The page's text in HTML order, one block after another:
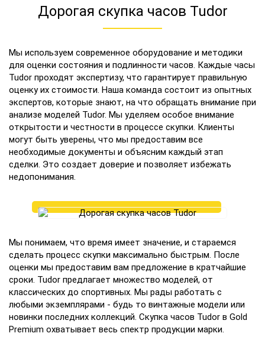
Дорогая скупка часов Tudor
Мы используем современное оборудование и методики
для оценки состояния и подлинности часов. Каждые часы
Tudor проходят экспертизу, что гарантирует правильную
оценку их стоимости. Наша команда состоит из опытных
экспертов, которые знают, на что обращать внимание при
анализе моделей Tudor. Мы уделяем особое внимание
открытости и честности в процессе скупки. Клиенты
могут быть уверены, что мы предоставим все
необходимые документы и объясним каждый этап
сделки. Это создает доверие и позволяет избежать
недопонимания.
Мы понимаем, что время имеет значение, и стараемся
сделать процесс скупки максимально быстрым. После
оценки мы предоставим вам предложение в кратчайшие
сроки. Tudor предлагает множество моделей, от
классических до спортивных. Мы рады работать с
любыми экземплярами - будь то винтажные модели или
новинки последних коллекций. Скупка часов Tudor в Gold
Premium охватывает весь спектр продукции марки.